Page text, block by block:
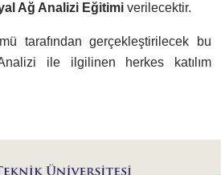
Ağ Analizi Eğitimi verilecektir.
tarafından gerçekleştirilecek bu
ile ilgilinen herkes katılım